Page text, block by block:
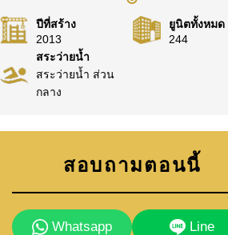
ปีที่สร้าง
2013
ยูนิตทั้งหมด
244
สระว่ายน้ำ
สระว่ายน้ำ ส่วน
กลาง
สอบถามตอนนี้
Whatsapp Line